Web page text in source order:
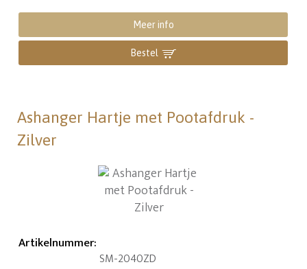
Meer info
Bestel
Ashanger Hartje met Pootafdruk -
Zilver
Artikelnummer:
SM-2040ZD